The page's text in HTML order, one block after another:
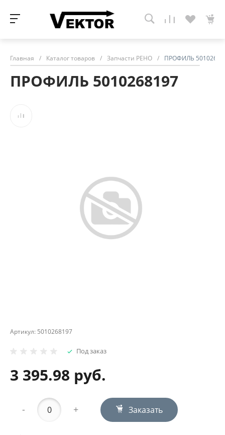
Главная / Каталог товаров / Запчасти РЕНО / ПРОФИЛЬ
ПРОФИЛЬ 5010268197
Артикул: 5010268197
Под заказ
3 395.98 руб.
- + Заказать